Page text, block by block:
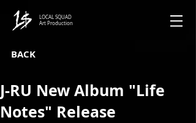
LOCAL SQUAD
Art Production
BACK
J-RU New Album "Life
Notes" Release